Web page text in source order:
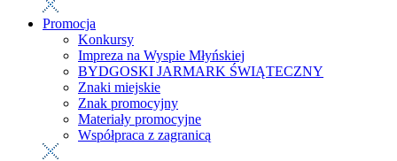
Promocja
Konkursy
Impreza na Wyspie Młyńskiej
BYDGOSKI JARMARK ŚWIĄTECZNY
Znaki miejskie
Znak promocyjny
Materiały promocyjne
Współpraca z zagranicą